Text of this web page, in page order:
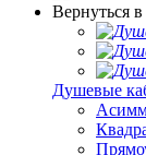
Вернуться
Душевые